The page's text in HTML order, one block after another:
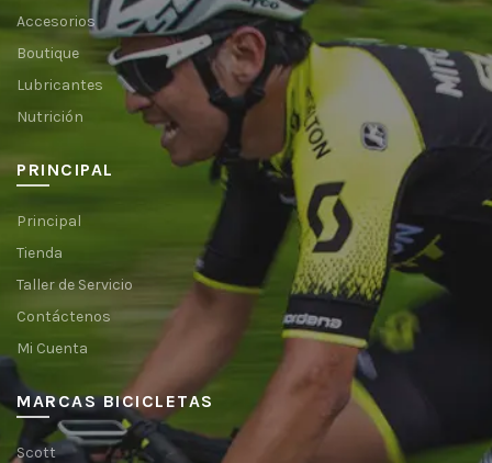
Accesorios
Boutique
Lubricantes
Nutrición
PRINCIPAL
Principal
Tienda
Taller de Servicio
Contáctenos
Mi Cuenta
MARCAS BICICLETAS
Scott